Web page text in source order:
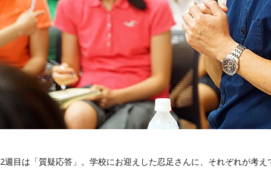
2週目は「質疑応答」。学校にお迎えした忍足さんに、それぞれが考